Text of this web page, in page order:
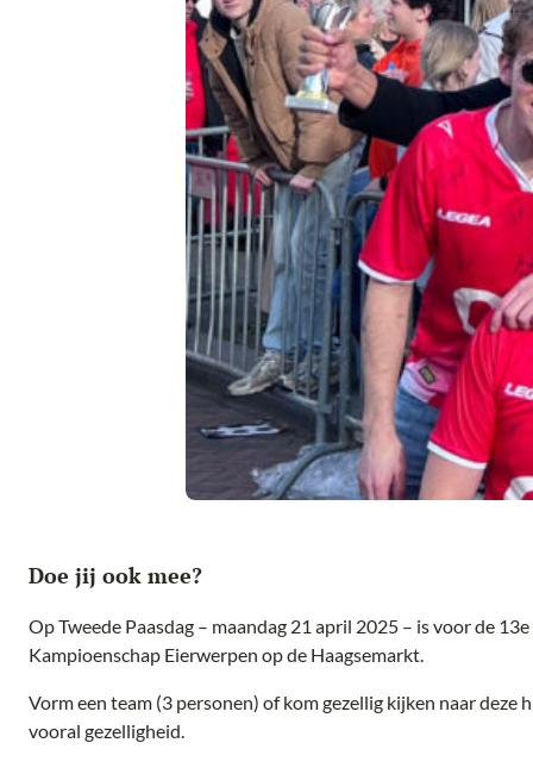
Doe jij ook mee?
Op Tweede Paasdag – maandag 21 april 2025 – is voor de
Kampioenschap Eierwerpen op de Haagsemarkt.
Vorm een team (3 personen) of kom gezellig kijken naar
vooral gezelligheid.